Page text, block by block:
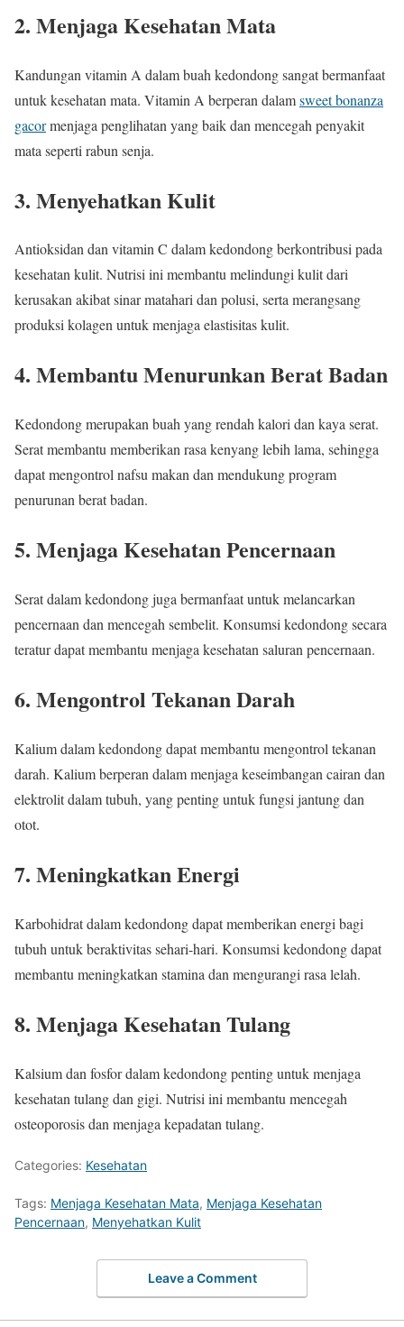
2. Menjaga Kesehatan Mata
Kandungan vitamin A dalam buah kedondong sangat bermanfaat
untuk kesehatan mata. Vitamin A berperan dalamsweet bonanza
gacormenjaga penglihatan yang baik dan mencegah penyakit
mata seperti rabun senja.
3. Menyehatkan Kulit
Antioksidan dan vitamin C dalam kedondong berkontribusi pada
kesehatan kulit. Nutrisi ini membantu melindungi kulit dari
kerusakan akibat sinar matahari dan polusi, serta merangsang
produksi kolagen untuk menjaga elastisitas kulit.
4. Membantu Menurunkan Berat Badan
Kedondong merupakan buah yang rendah kalori dan kaya serat.
Serat membantu memberikan rasa kenyang lebih lama, sehingga
dapat mengontrol nafsu makan dan mendukung program
penurunan berat badan.
5. Menjaga Kesehatan Pencernaan
Serat dalam kedondong juga bermanfaat untuk melancarkan
pencernaan dan mencegah sembelit. Konsumsi kedondong secara
teratur dapat membantu menjaga kesehatan saluran pencernaan.
6. Mengontrol Tekanan Darah
Kalium dalam kedondong dapat membantu mengontrol tekanan
darah. Kalium berperan dalam menjaga keseimbangan cairan dan
elektrolit dalam tubuh, yang penting untuk fungsi jantung dan
otot.
7. Meningkatkan Energi
Karbohidrat dalam kedondong dapat memberikan energi bagi
tubuh untuk beraktivitas sehari-hari. Konsumsi kedondong dapat
membantu meningkatkan stamina dan mengurangi rasa lelah.
8. Menjaga Kesehatan Tulang
Kalsium dan fosfor dalam kedondong penting untuk menjaga
kesehatan tulang dan gigi. Nutrisi ini membantu mencegah
osteoporosis dan menjaga kepadatan tulang.
Categories: Kesehatan
Tags: Menjaga Kesehatan Mata, Menjaga Kesehatan
Pencernaan, Menyehatkan Kulit
Leave a Comment